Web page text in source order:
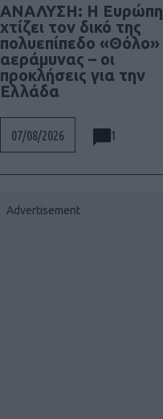
ΑΝΑΛΥΣΗ: Η Ευρώπη
χτίζει τον δικό της
πολυεπίπεδο «Θόλο»
αεράμυνας – οι
προκλήσεις για την
Ελλάδα
07/08/2026 1